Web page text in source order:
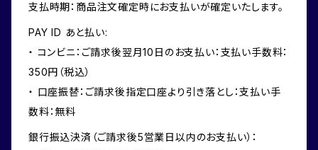
支払時期：商品注文確定時にお支払いが確定いたします。
PAY ID あと払い:
・ コンビニ：ご請求後翌月10日のお支払い：支払い手数料：
350円（税込）
・ 口座振替：ご請求後指定口座より引き落とし：支払い手
数料：無料
銀行振込決済（ご請求後5営業日以内のお支払い）：